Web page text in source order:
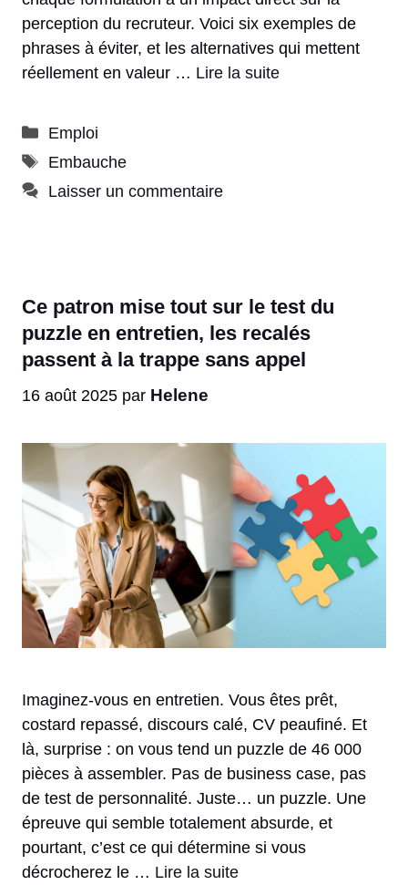
perception du recruteur. Voici six exemples de
phrases à éviter, et les alternatives qui mettent
réellement en valeur … Lire la suite
Catégories
Emploi
Étiquettes
Embauche
Laisser un commentaire
Ce patron mise tout sur le test du
puzzle en entretien, les recalés
passent à la trappe sans appel
16 août 2025 par Helene
Imaginez-vous en entretien. Vous êtes prêt,
costard repassé, discours calé, CV peaufiné. Et
là, surprise : on vous tend un puzzle de 46 000
pièces à assembler. Pas de business case, pas
de test de personnalité. Juste… un puzzle. Une
épreuve qui semble totalement absurde, et
pourtant, c’est ce qui détermine si vous
décrocherez le … Lire la suite